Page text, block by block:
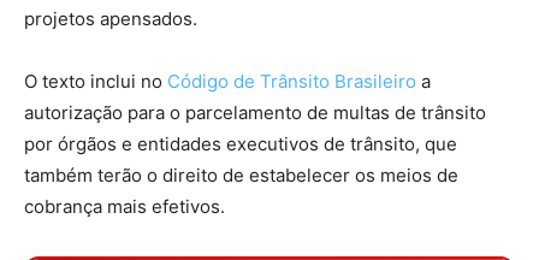
projetos apensados.
O texto inclui no Código de Trânsito Brasileiro a
autorização para o parcelamento de multas de trânsito
por órgãos e entidades executivos de trânsito, que
também terão o direito de estabelecer os meios de
cobrança mais efetivos.